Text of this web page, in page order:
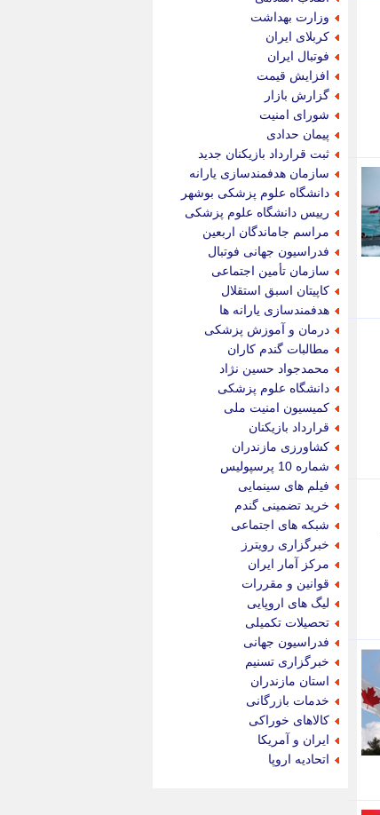
وزارت بهداشت
کربلای ایران
فوتبال ایران
افزایش قیمت
گزارش بازار
شورای امنیت
پیمان حدادی
ثبت قرارداد بازیکنان جدید
سازمان هدفمندسازی یارانه
دانشگاه علوم پزشکی بوشهر
رییس دانشگاه علوم پزشکی
مراسم جاماندگان اربعین
فدراسیون جهانی فوتبال
سازمان تأمین اجتماعی
کاپیتان اسبق استقلال
هدفمندسازی یارانه ها
درمان و آموزش پزشکی
مطالبات گندم کاران
محمدجواد حسین نژاد
دانشگاه علوم پزشکی
کمیسیون امنیت ملی
قرارداد بازیکنان
کشاورزی مازندران
شماره 10 پرسپولیس
فیلم های سینمایی
خرید تضمینی گندم
شبکه های اجتماعی
خبرگزاری رویترز
مرکز آمار ایران
قوانین و مقررات
لیگ های اروپایی
تحصیلات تکمیلی
فدراسیون جهانی
خبرگزاری تسنیم
استان مازندران
خدمات بازرگانی
کالاهای خوراکی
ایران و آمریکا
اتحادیه اروپا